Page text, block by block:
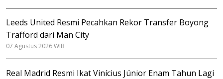
Leeds United Resmi Pecahkan Rekor Transfer Boyong
Trafford dari Man City
07 Agustus 2026 WIB
Real Madrid Resmi Ikat Vinícius Júnior Enam Tahun Lagi